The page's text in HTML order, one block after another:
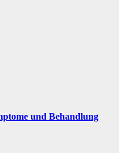
und Behandlung